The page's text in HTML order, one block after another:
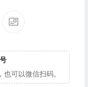
可以微信扫码。